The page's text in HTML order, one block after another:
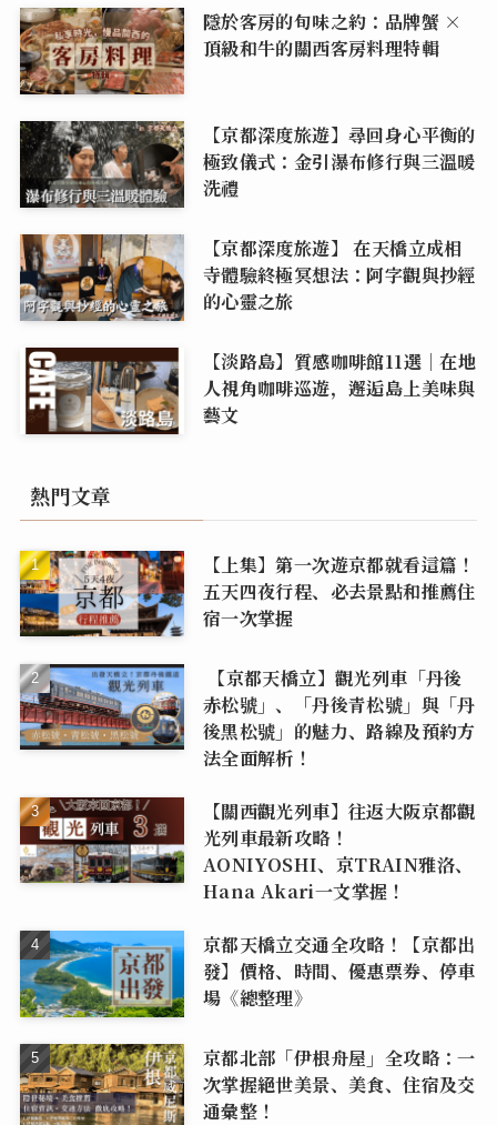
隱於客房的旬味之約：品牌蟹 ×
頂級和牛的關西客房料理特輯
【京都深度旅遊】尋回身心平衡的
極致儀式：金引瀑布修行與三溫暖
洗禮
【京都深度旅遊】 在天橋立成相
寺體驗終極冥想法：阿字觀與抄經
的心靈之旅
【淡路島】質感咖啡館11選｜在地
人視角咖啡巡遊，邂逅島上美味與
藝文
熱門文章
【上集】第一次遊京都就看這篇！
五天四夜行程、必去景點和推薦住
宿一次掌握
【京都天橋立】觀光列車「丹後
赤松號」、「丹後青松號」與「丹
後黑松號」的魅力、路線及預約方
法全面解析！
【關西觀光列車】往返大阪京都觀
光列車最新攻略！
AONIYOSHI、京TRAIN雅洛、
Hana Akari一文掌握！
京都天橋立交通全攻略！【京都出
發】價格、時間、優惠票券、停車
場《總整理》
京都北部「伊根舟屋」全攻略：一
次掌握絕世美景、美食、住宿及交
通彙整！